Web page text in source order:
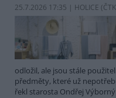
25.7.2026 17:35 | HOLICE (ČTK
odložil, ale jsou stále
předměty, které už
řekl starosta Ondřej